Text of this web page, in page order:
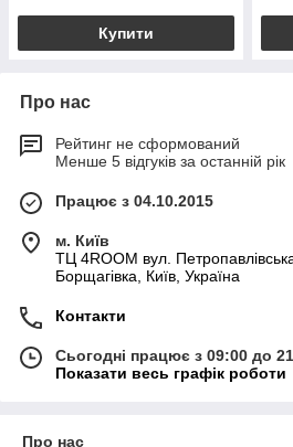
Купити
Про нас
Рейтинг не сформований
Менше 5 відгуків за останній рік
Працює з 04.10.2015
м. Київ
ТЦ 4ROOM вул.
Борщагівка, Київ, Україна
Контакти
Сьогодні працює з 09:00 до
Показати весь графік роботи
Про нас